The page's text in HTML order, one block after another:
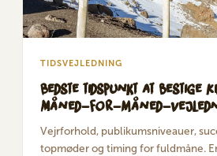
TIDSVEJLEDNING
Bedste tidspunkt at bestige
Måned-for-måned-
Vejrforhold, publikumsniveauer,
topmøder og timing for fuldmåne.